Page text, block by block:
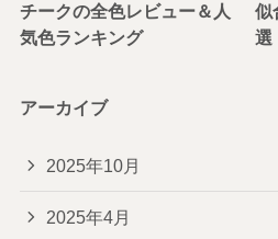
チークの全色レビュー＆人
気色ランキング
似
選
アーカイブ
2025年10月
2025年4月